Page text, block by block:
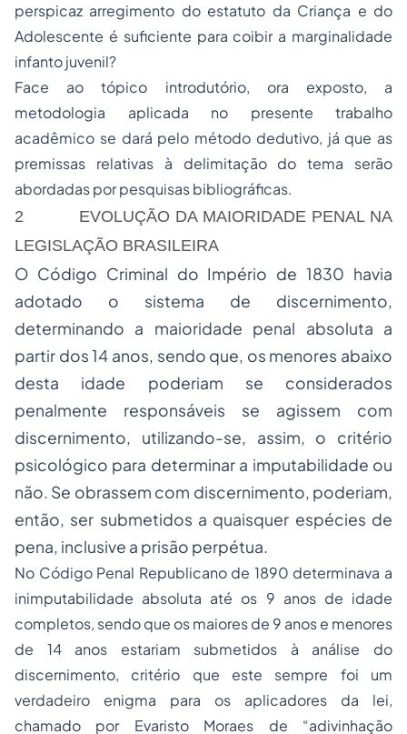
perspicaz arregimento do estatuto da Criança e do
Adolescente é suficiente para coibir a marginalidade
infanto juvenil?
Face ao tópico introdutório, ora exposto, a
metodologia aplicada no presente trabalho
acadêmico se dará pelo método dedutivo, já que as
premissas relativas à delimitação do tema serão
abordadas por pesquisas bibliográficas.
2 EVOLUÇÃO DA MAIORIDADE PENAL NA
LEGISLAÇÃO BRASILEIRA
O Código Criminal do Império de 1830 havia
adotado o sistema de discernimento,
determinando a maioridade penal absoluta a
partir dos 14 anos, sendo que, os menores abaixo
desta idade poderiam se considerados
penalmente responsáveis se agissem com
discernimento, utilizando-se, assim, o critério
psicológico para determinar a imputabilidade ou
não. Se obrassem com discernimento, poderiam,
então, ser submetidos a quaisquer espécies de
pena, inclusive a prisão perpétua.
No Código Penal Republicano de 1890 determinava a
inimputabilidade absoluta até os 9 anos de idade
completos, sendo que os maiores de 9 anos e menores
de 14 anos estariam submetidos à análise do
discernimento, critério que este sempre foi um
verdadeiro enigma para os aplicadores da lei,
chamado por Evaristo Moraes de “adivinhação